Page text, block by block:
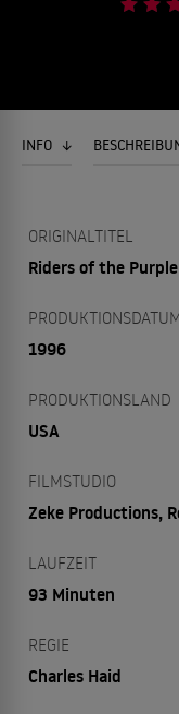
INFO
ORIGINALTITEL
Riders of the
PRODUKTIONSDATUM
1996
PRODUKTIONSLAND
USA
FILMSTUDIO
Zeke Productions,
LAUFZEIT
93 Minuten
REGIE
Charles Haid